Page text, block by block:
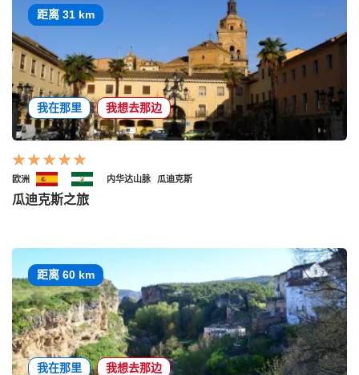
距离 31 km
我在那里 我想去那边
欧洲 内华达山脉 瓜迪克斯
瓜迪克斯之旅
距离 60 km
我在那里 我想去那边